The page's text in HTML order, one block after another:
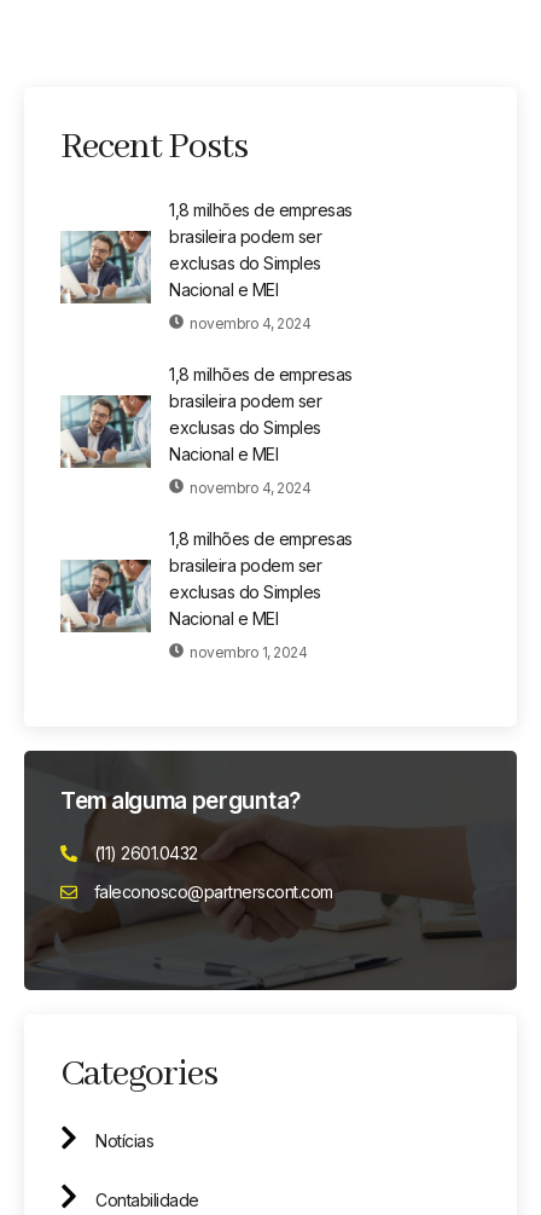
Recent Posts
1,8 milhões de empresas
brasileira podem ser
exclusas do Simples
Nacional e MEI
novembro 4, 2024
1,8 milhões de empresas
brasileira podem ser
exclusas do Simples
Nacional e MEI
novembro 4, 2024
1,8 milhões de empresas
brasileira podem ser
exclusas do Simples
Nacional e MEI
novembro 1, 2024
Tem alguma pergunta?
(11) 2601.0432
faleconosco@partnerscont.com
Categories
Notícias
Contabilidade